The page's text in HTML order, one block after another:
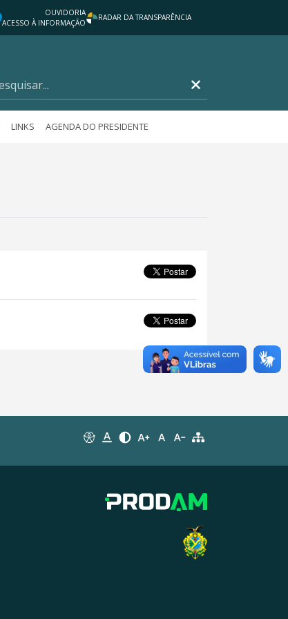
OUVIDORIA
ACESSO À INFORMAÇÃO
RADAR DA TRANSPARÊNCIA
LINKS AGENDA DO PRESIDENTE